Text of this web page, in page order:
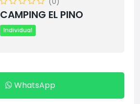
CAMPING EL PINO
Individual
WhatsApp